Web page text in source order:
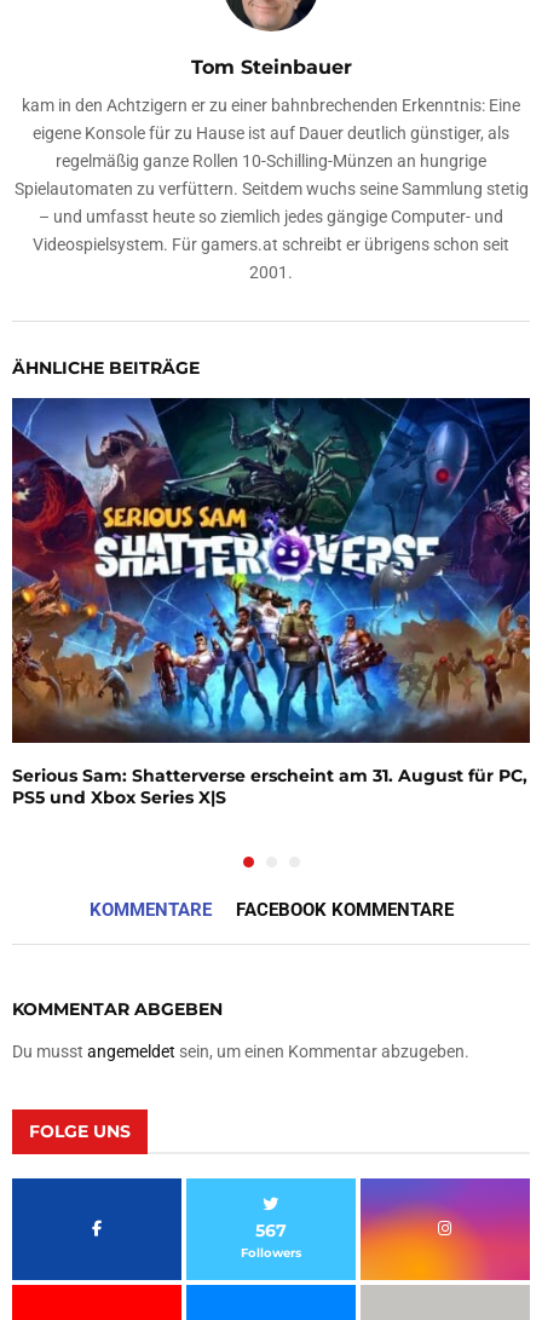
Tom Steinbauer
kam in den Achtzigern er zu einer bahnbrechenden Erkenntnis: Eine
eigene Konsole für zu Hause ist auf Dauer deutlich günstiger, als
regelmäßig ganze Rollen 10-Schilling-Münzen an hungrige
Spielautomaten zu verfüttern. Seitdem wuchs seine Sammlung stetig
– und umfasst heute so ziemlich jedes gängige Computer- und
Videospielsystem. Für gamers.at schreibt er übrigens schon seit
2001.
ÄHNLICHE BEITRÄGE
Serious Sam: Shatterverse erscheint am 31. August für PC,
PS5 und Xbox Series X|S
KOMMENTARE FACEBOOK KOMMENTARE
KOMMENTAR ABGEBEN
Du musst angemeldet sein, um einen Kommentar abzugeben.
FOLGE UNS
567
Followers